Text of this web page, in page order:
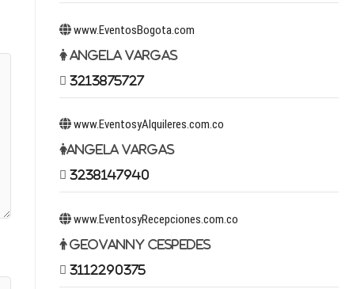
www.EventosBogota.com
Angela Vargas
3213875727
www.EventosyAlquileres.com.co
Angela Vargas
3238147940
www.EventosyRecepciones.com.co
Geovanny Cespedes
3112290375